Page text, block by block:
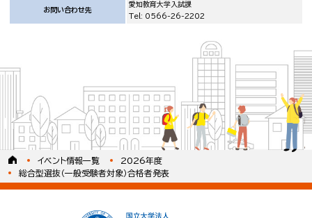
お問い合わせ先
愛知教育大学入試課
Tel: 0566-26-2202
イベント情報一覧
2026年度
総合型選抜（一般受験者対象）合格者発表